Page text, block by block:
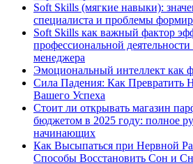
Soft Skills (мягкие навыки):
специалиста и проблемы
Soft Skills как важный фактор
профессиональной
менеджера
Эмоциональный интеллект как
Сила Падения: Как Превратить
Вашего Успеха
Стоит ли открывать магазин
бюджетом в 2025 году: полное
начинающих
Как Высыпаться при Нервной
Способы Восстановить Сон и